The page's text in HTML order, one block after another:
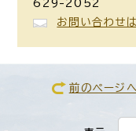
629-2052
お問い合わせ
前のページ